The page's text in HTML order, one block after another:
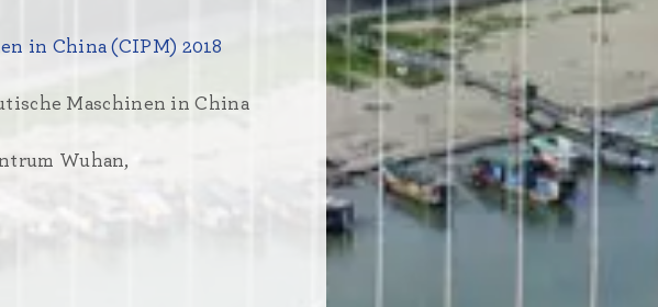
in China (CIPM) 2018
Maschinen in China
Wuhan,